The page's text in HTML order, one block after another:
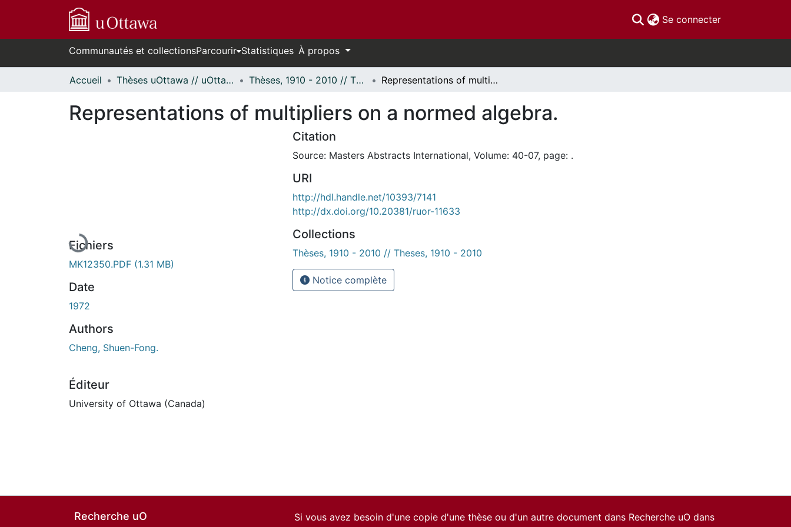
Se connecter(current)
Communautés et collectionsParcourir Statistiques À propos
Accueil Thèses uOttawa // uOttawa Theses Thèses, 1910 - 2010 // Theses, 1910 - 2010 Representations of multipliers on a normed algebra.
Representations of multipliers on a normed algebra.
En cours de chargement...
Fichiers
MK12350.PDF (1.31 MB)
Date
1972
Authors
Cheng, Shuen-Fong.
Éditeur
University of Ottawa (Canada)
Citation
Source: Masters Abstracts International, Volume: 40-07, page: .
URI
http://hdl.handle.net/10393/7141
http://dx.doi.org/10.20381/ruor-11633
Collections
Thèses, 1910 - 2010 // Theses, 1910 - 2010
Notice complète
Recherche uO
Si vous avez besoin d'une copie d'une thèse ou d'un autre document dans Recherche uO dans